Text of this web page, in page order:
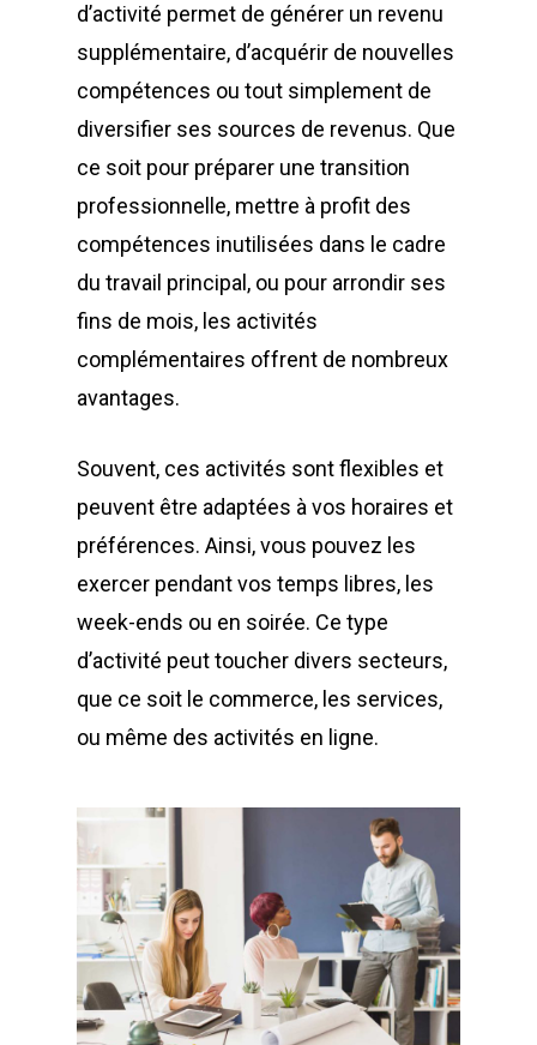
d’activité permet de générer un revenu
supplémentaire, d’acquérir de nouvelles
compétences ou tout simplement de
diversifier ses sources de revenus. Que
ce soit pour préparer une transition
professionnelle, mettre à profit des
compétences inutilisées dans le cadre
du travail principal, ou pour arrondir ses
fins de mois, les activités
complémentaires offrent de nombreux
avantages.
Souvent, ces activités sont flexibles et
peuvent être adaptées à vos horaires et
préférences. Ainsi, vous pouvez les
exercer pendant vos temps libres, les
week-ends ou en soirée. Ce type
d’activité peut toucher divers secteurs,
que ce soit le commerce, les services,
ou même des activités en ligne.